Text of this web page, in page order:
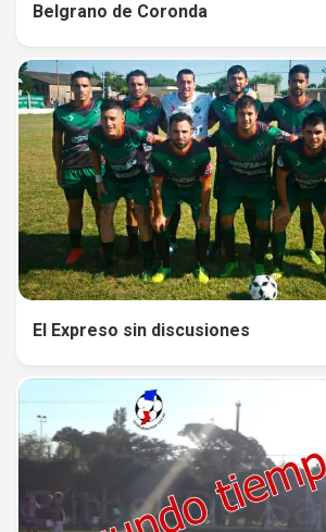
Belgrano de Coronda
El Expreso sin discusiones